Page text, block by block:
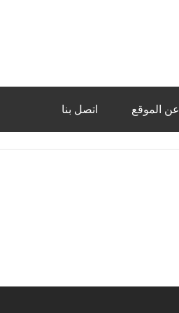
عن الموقع اتصل بنا